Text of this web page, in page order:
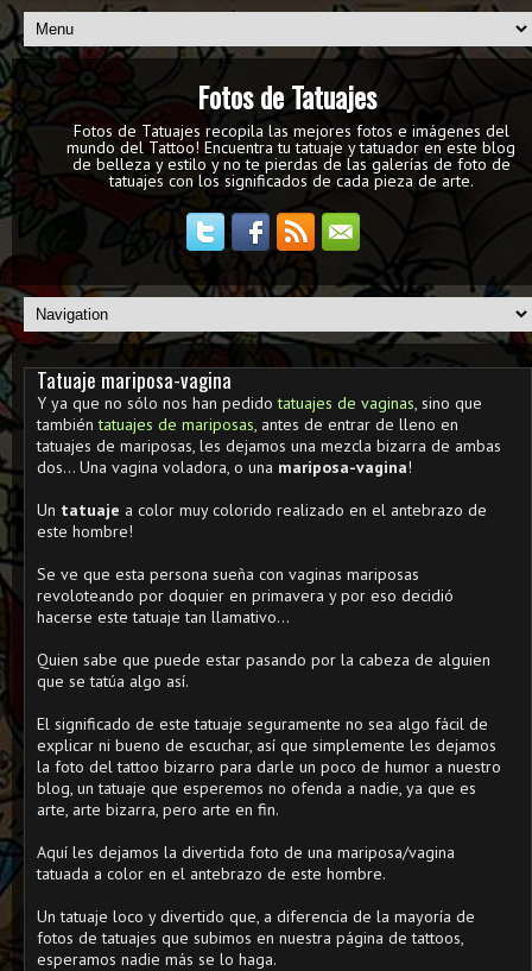
Fotos de Tatuajes
Fotos de Tatuajes recopila las mejores fotos e imágenes del
mundo del Tattoo! Encuentra tu tatuaje y tatuador en este blog
de belleza y estilo y no te pierdas de las galerías de foto de
tatuajes con los significados de cada pieza de arte.
Tatuaje mariposa-vagina
Y ya que no sólo nos han pedidotatuajes de vaginas, sino que
tambiéntatuajes de mariposas, antes de entrar de lleno en
tatuajes de mariposas, les dejamos una mezcla bizarra de ambas
dos... Una vagina voladora, o una mariposa-vagina!
Un tatuaje a color muy colorido realizado en el antebrazo de
este hombre!
Se ve que esta persona sueña con vaginas mariposas
revoloteando por doquier en primavera y por eso decidió
hacerse este tatuaje tan llamativo...
Quien sabe que puede estar pasando por la cabeza de alguien
que se tatúa algo así.
El significado de este tatuaje seguramente no sea algo fácil de
explicar ni bueno de escuchar, así que simplemente les dejamos
la foto del tattoo bizarro para darle un poco de humor a nuestro
blog, un tatuaje que esperemos no ofenda a nadie, ya que es
arte, arte bizarra, pero arte en fin.
Aquí les dejamos la divertida foto de una mariposa/vagina
tatuada a color en el antebrazo de este hombre.
Un tatuaje loco y divertido que, a diferencia de la mayoría de
fotos de tatuajes que subimos en nuestra página de tattoos,
esperamos nadie más se lo haga.